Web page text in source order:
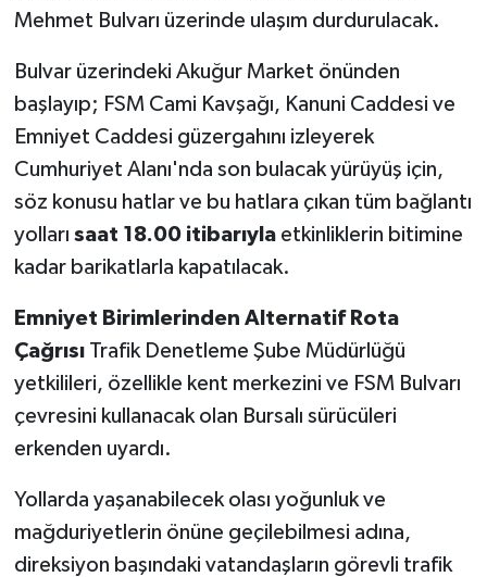
Mehmet Bulvarı üzerinde ulaşım durdurulacak.
Bulvar üzerindeki Akuğur Market önünden
başlayıp; FSM Cami Kavşağı, Kanuni Caddesi ve
Emniyet Caddesi güzergahını izleyerek
Cumhuriyet Alanı'nda son bulacak yürüyüş için,
söz konusu hatlar ve bu hatlara çıkan tüm bağlantı
yolları saat 18.00 itibarıylaetkinliklerin bitimine
kadar barikatlarla kapatılacak.
Emniyet Birimlerinden Alternatif Rota
ÇağrısıTrafik Denetleme Şube Müdürlüğü
yetkilileri, özellikle kent merkezini ve FSM Bulvarı
çevresini kullanacak olan Bursalı sürücüleri
erkenden uyardı.
Yollarda yaşanabilecek olası yoğunluk ve
mağduriyetlerin önüne geçilebilmesi adına,
direksiyon başındaki vatandaşların görevli trafik